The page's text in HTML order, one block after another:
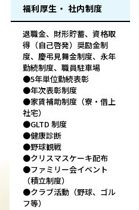
福利厚生・ 社内制度
退職金、財形貯蓄、資格取
得（自己啓発）奨励金制
度、慶弔見舞金制度、永年
勤続制度、職員駐車場
●5年単位勤続表彰
●年次表彰制度
●家賃補助制度（寮・借上
社宅）
●GLTD 制度
●健康診断
●野球観戦
●クリスマスケーキ配布
●ファミリー会イベント
（積立制度）
●クラブ活動（野球、ゴル
フ等）